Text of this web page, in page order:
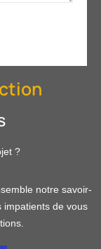
?
notre savoir-
impatients de vous